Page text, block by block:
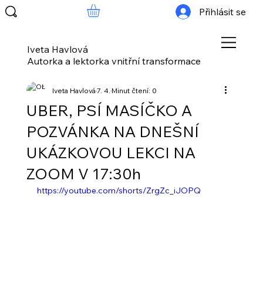
Iveta Havlová
Autorka a lektorka vnitřní transformace
Přihlásit se
UBER, PSÍ MASÍČKO A
POZVÁNKA NA DNEŠNÍ
UKÁZKOVOU LEKCI NA
ZOOM V 17:30h
Iveta Havlová7. 4.Minut čtení: 0
https://youtube.com/shorts/ZrgZc_iJOPQ